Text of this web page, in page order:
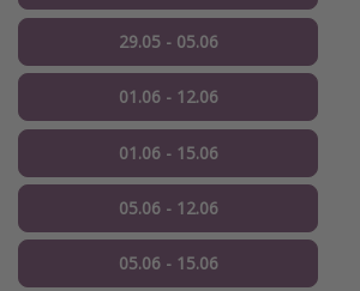
29.05 - 05.06
01.06 - 12.06
01.06 - 15.06
05.06 - 12.06
05.06 - 15.06